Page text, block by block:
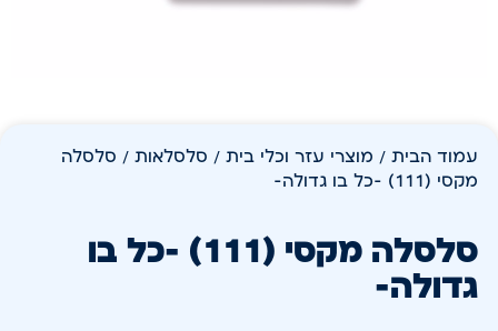
עמוד הבית / מוצרי עזר וכלי בית / סלסלאות / סלסלה
מקסי (111) -כל בו גדולה-
סלסלה מקסי (111) -כל בו
גדולה-